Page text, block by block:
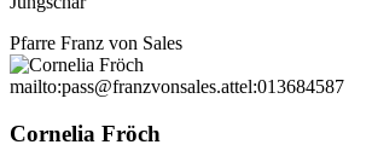
Pfarre Franz von Sales
mailto:pass@franzvonsales.attel:013684587
Cornelia Fröch